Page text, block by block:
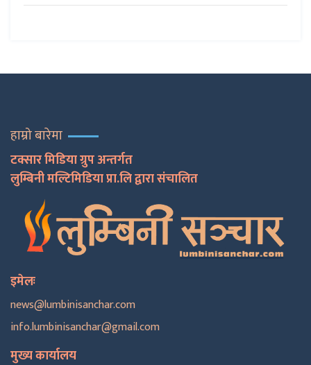
हाम्रो बारेमा
टक्सार मिडिया ग्रुप अन्तर्गत
लुम्बिनी मल्टिमिडिया प्रा.लि द्वारा संचालित
इमेलः
news@lumbinisanchar.com
info.lumbinisanchar@gmail.com
मुख्य कार्यालय